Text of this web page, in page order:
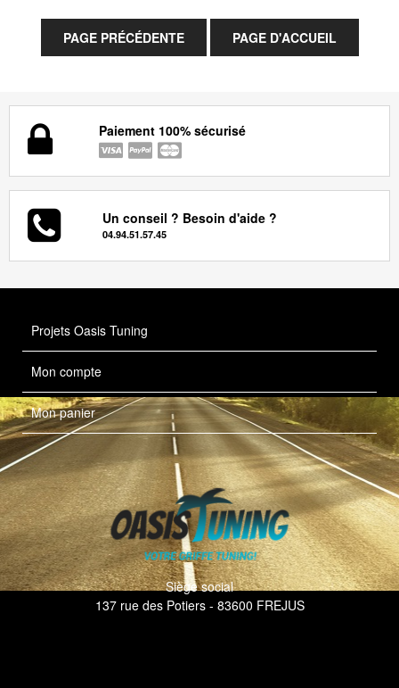
Paiement 100% sécurisé
Un conseil ? Besoin d'aide ?
04.94.51.57.45
Projets Oasis Tuning
Mon compte
Mon panier
Siège social
137 rue des Potiers - 83600 FREJUS